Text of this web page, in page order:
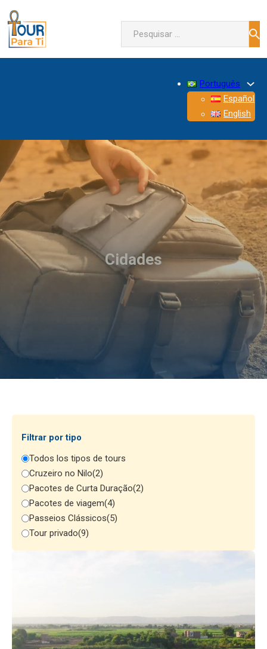
Pesquisar
Português
Español
English
Cidades
Filtrar por tipo
Todos los tipos de tours
Cruzeiro no Nilo(2)
Pacotes de Curta Duração(2)
Pacotes de viagem(4)
Passeios Clássicos(5)
Tour privado(9)